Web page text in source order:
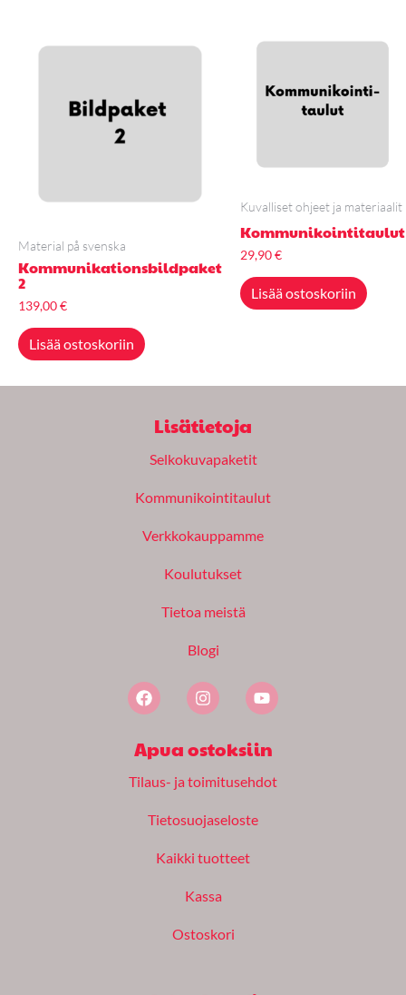
Material på svenska
Kommunikationsbildpaket
2
139,00€
Lisää ostoskoriin
Kuvalliset ohjeet ja materiaalit
Kommunikointitaulut
29,90€
Lisää ostoskoriin
Lisätietoja
Selkokuvapaketit
Kommunikointitaulut
Verkkokauppamme
Koulutukset
Tietoa meistä
Blogi
F
a
b
o
I
n
a
r
m
Y
o
u
e
Apua ostoksiin
Tilaus- ja toimitusehdot
Tietosuojaseloste
Kaikki tuotteet
Kassa
Ostoskori